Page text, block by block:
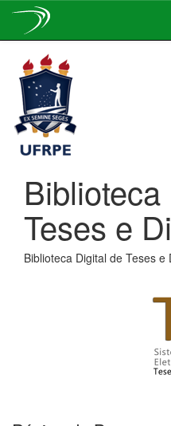
navigation
Teses e
Biblioteca Digital de Teses e